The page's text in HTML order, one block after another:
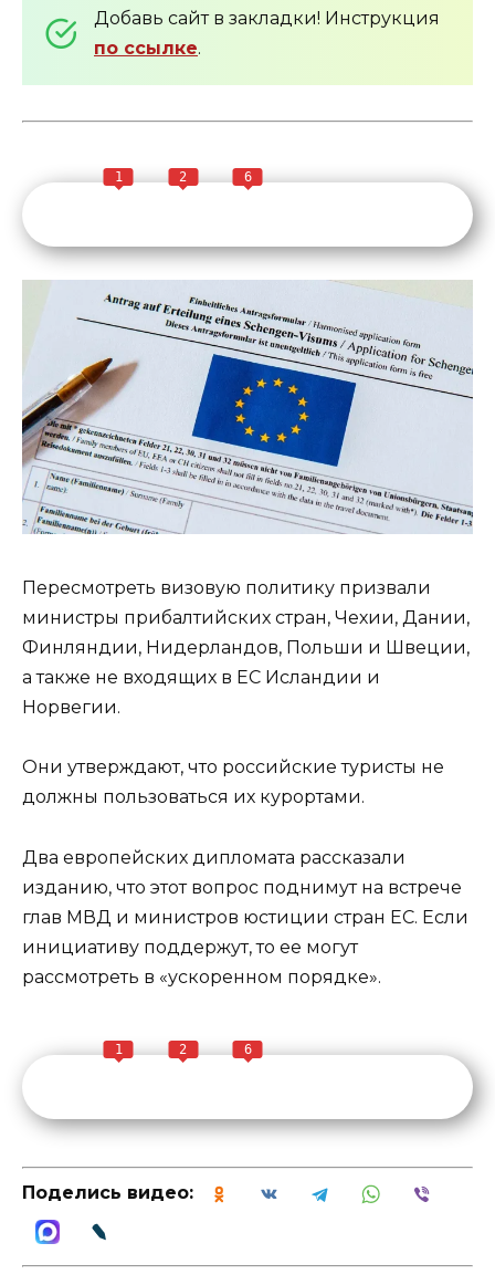
Добавь сайт в закладки! Инструкция
по ссылке.
1 2 6
Пересмотреть визовую политику призвали
министры прибалтийских стран, Чехии, Дании,
Финляндии, Нидерландов, Польши и Швеции,
а также не входящих в ЕС Исландии и
Норвегии.
Они утверждают, что российские туристы не
должны пользоваться их курортами.
Два европейских дипломата рассказали
изданию, что этот вопрос поднимут на встрече
глав МВД и министров юстиции стран ЕС. Если
инициативу поддержут, то ее могут
рассмотреть в «ускоренном порядке».
1 2 6
Поделись видео: